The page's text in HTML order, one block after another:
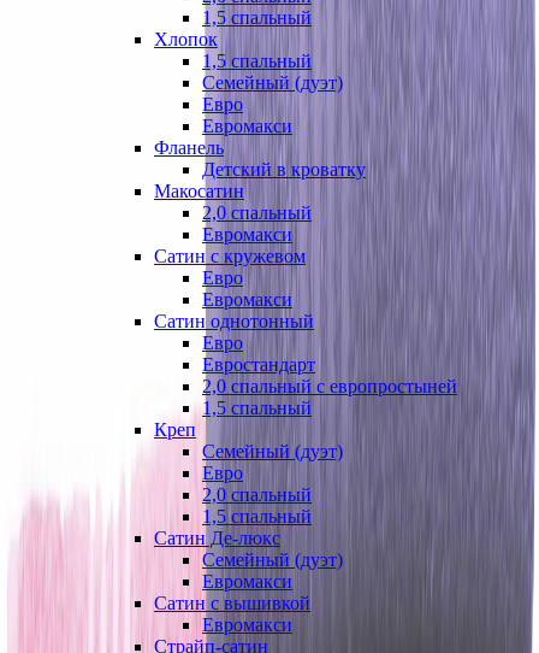
1,5 спальный
Хлопок
1,5 спальный
Семейный (дуэт)
Евро
Евромакси
Фланель
Детский в кроватку
Макосатин
2,0 спальный
Евромакси
Сатин с кружевом
Евро
Евромакси
Сатин однотонный
Евро
Евростандарт
2,0 спальный с европростыней
1,5 спальный
Креп
Семейный (дуэт)
Евро
2,0 спальный
1,5 спальный
Сатин Де-люкс
Семейный (дуэт)
Евромакси
Сатин с вышивкой
Евромакси
Страйп-сатин